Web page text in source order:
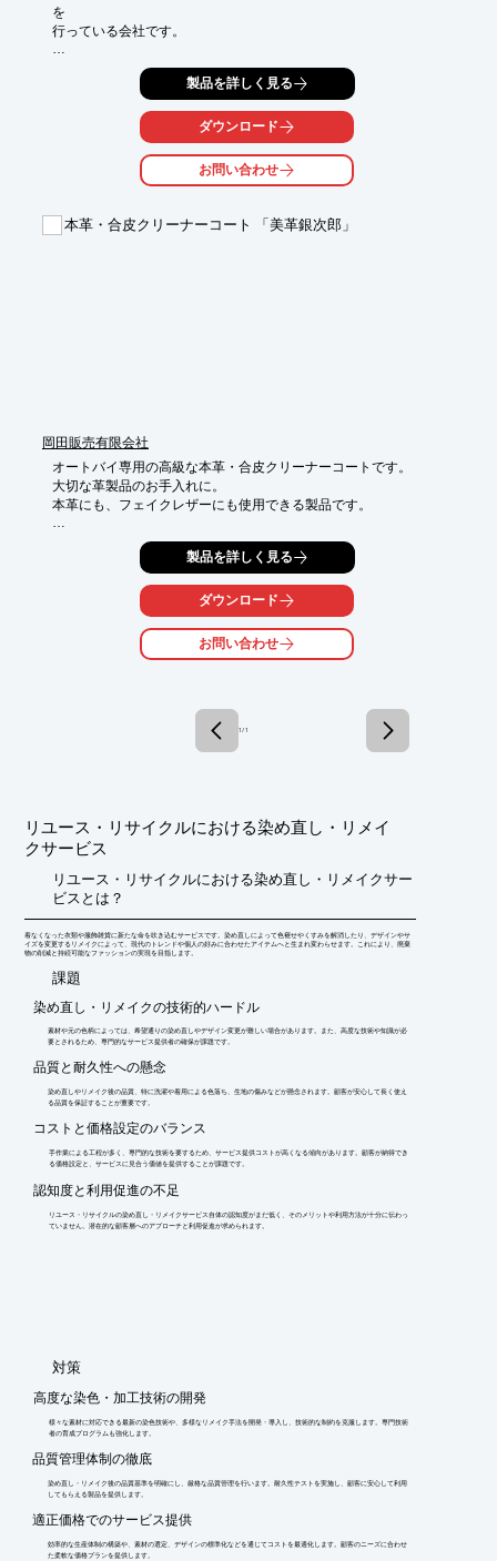
を
行っている会社です。
当社では、箪笥に眠る着物地をリメイクし、新たな形へと蘇ら
を高めて再び世に出すという「アップサイクル」に取り組んでい
古き良き再生文化を受け継ぎ、縁起の良い文様に込められた人々
願う心を、沢山の人に伝えていきます。
古い着物地のリメイクは、是非当社にご用命ください。
製品を詳しく見る
ダウンロード
お問い合わせ
本革・合皮クリーナーコート 「美革銀次郎」
岡田販売有限会社
オートバイ専用の高級な本革・合皮クリーナーコートです。
大切な革製品のお手入れに。
本革にも、フェイクレザーにも使用できる製品です。
詳しくはお問い合わせ、またはカタログをダウンロードしてくだ
製品を詳しく見る
ダウンロード
お問い合わせ
1 / 1
リユース・リサイクルにおける染め直し・リメイ
クサービス
リユース・リサイクルにおける染め直し・リメイクサー
ビスとは？
着なくなった衣類や服飾雑貨に新たな命を吹き込むサービスです。染め直しによって色褪せやくすみを解消したり、デザインやサ
イズを変更するリメイクによって、現代のトレンドや個人の好みに合わせたアイテムへと生まれ変わらせます。これにより、廃棄
物の削減と持続可能なファッションの実現を目指します。
​課題
染め直し・リメイクの技術的ハードル
素材や元の色柄によっては、希望通りの染め直しやデザイン変更が難しい場合があります。また、高度な技術や知識が必
要とされるため、専門的なサービス提供者の確保が課題です。
品質と耐久性への懸念
染め直しやリメイク後の品質、特に洗濯や着用による色落ち、生地の傷みなどが懸念されます。顧客が安心して長く使え
る品質を保証することが重要です。
コストと価格設定のバランス
手作業による工程が多く、専門的な技術を要するため、サービス提供コストが高くなる傾向があります。顧客が納得でき
る価格設定と、サービスに見合う価値を提供することが課題です。
認知度と利用促進の不足
リユース・リサイクルの染め直し・リメイクサービス自体の認知度がまだ低く、そのメリットや利用方法が十分に伝わっ
ていません。潜在的な顧客層へのアプローチと利用促進が求められます。
​対策
高度な染色・加工技術の開発
様々な素材に対応できる最新の染色技術や、多様なリメイク手法を開発・導入し、技術的な制約を克服します。専門技術
者の育成プログラムも強化します。
品質管理体制の徹底
染め直し・リメイク後の品質基準を明確にし、厳格な品質管理を行います。耐久性テストを実施し、顧客に安心して利用
してもらえる製品を提供します。
適正価格でのサービス提供
効率的な生産体制の構築や、素材の選定、デザインの標準化などを通じてコストを最適化します。顧客のニーズに合わせ
た柔軟な価格プランを提供します。